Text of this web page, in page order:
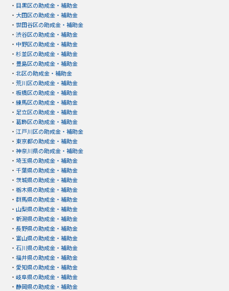
・ 目黒区の助成金・補助金
・ 大田区の助成金・補助金
・ 世田谷区の助成金・補助金
・ 渋谷区の助成金・補助金
・ 中野区の助成金・補助金
・ 杉並区の助成金・補助金
・ 豊島区の助成金・補助金
・ 北区の助成金・補助金
・ 荒川区の助成金・補助金
・ 板橋区の助成金・補助金
・ 練馬区の助成金・補助金
・ 足立区の助成金・補助金
・ 葛飾区の助成金・補助金
・ 江戸川区の助成金・補助金
・ 東京都の助成金・補助金
・ 神奈川県の助成金・補助金
・ 埼玉県の助成金・補助金
・ 千葉県の助成金・補助金
・ 茨城県の助成金・補助金
・ 栃木県の助成金・補助金
・ 群馬県の助成金・補助金
・ 山梨県の助成金・補助金
・ 新潟県の助成金・補助金
・ 長野県の助成金・補助金
・ 富山県の助成金・補助金
・ 石川県の助成金・補助金
・ 福井県の助成金・補助金
・ 愛知県の助成金・補助金
・ 岐阜県の助成金・補助金
・ 静岡県の助成金・補助金